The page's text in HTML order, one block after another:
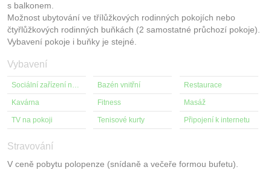
s balkonem.
Možnost ubytování ve třílůžkových rodinných pokojích nebo
čtyřlůžkových rodinných buňkách (2 samostatné průchozí pokoje).
Vybavení pokoje i buňky je stejné.
Vybavení
Sociální zařízení na pokoji Bazén vnitřní Restaurace
Kavárna Fitness Masáž
TV na pokoji Tenisové kurty Připojení k internetu
Stravování
V ceně pobytu polopenze (snídaně a večeře formou bufetu).